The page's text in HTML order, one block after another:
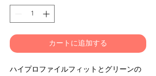
カートに追加する
ハイプロファイルフィットとグリーンの